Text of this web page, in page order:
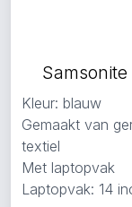
Kleur: blauw
Gemaakt van
textiel
Met laptopvak
Laptopvak: 14